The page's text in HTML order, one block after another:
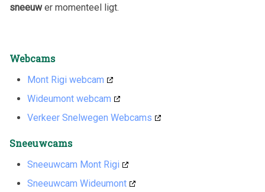
sneeuwer momenteel ligt.
Webcams
Mont Rigi webcam
Wideumont webcam
Verkeer Snelwegen Webcams
Sneeuwcams
Sneeuwcam Mont Rigi
Sneeuwcam Wideumont